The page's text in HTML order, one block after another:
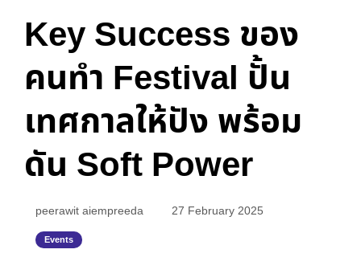
Key Success ของ
คนทำ Festival ปั้น
เทศกาลให้ปัง พร้อม
ดัน Soft Power
peerawit aiempreeda 27 February 2025
Events